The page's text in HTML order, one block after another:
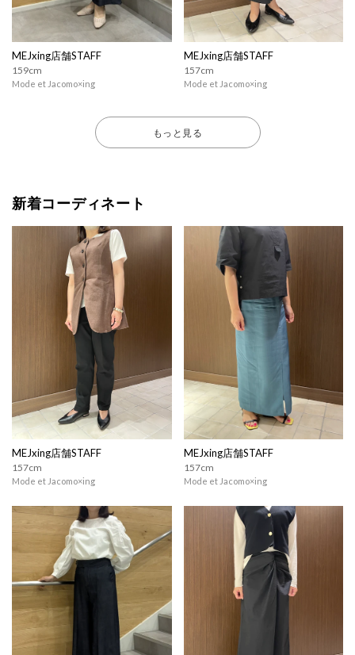
MEJxing店舗STAFF
159cm
Mode et Jacomo×ing
MEJxing店舗STAFF
157cm
Mode et Jacomo×ing
もっと見る
新着コーディネート
MEJxing店舗STAFF
157cm
Mode et Jacomo×ing
MEJxing店舗STAFF
157cm
Mode et Jacomo×ing